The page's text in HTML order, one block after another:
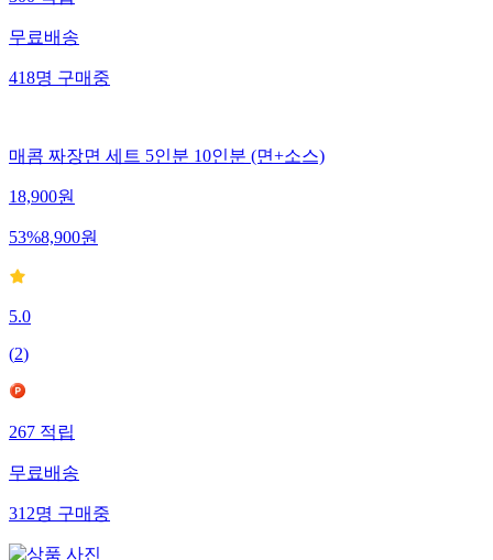
무료배송
418명 구매중
매콤 짜장면 세트 5인분 10인분 (면+소스)
18,900원
53%8,900원
5.0
(2)
267적립
무료배송
312명구매중